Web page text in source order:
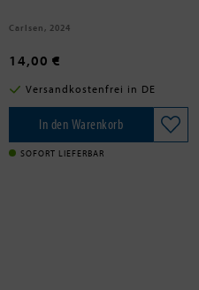
Carlsen, 2024
14,00 €
Versandkostenfrei in DE
In den Warenkorb
SOFORT LIEFERBAR